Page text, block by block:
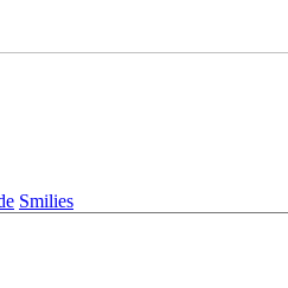
Smilies